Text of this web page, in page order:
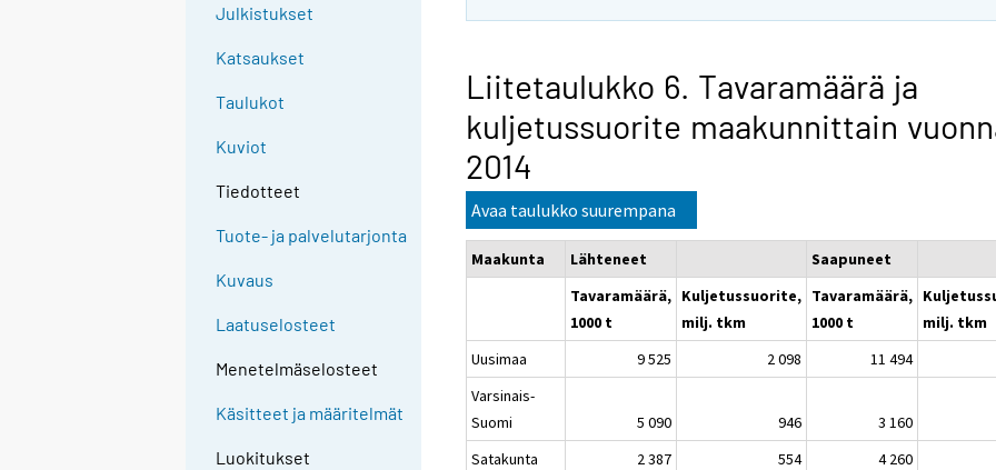
Julkistukset
Katsaukset
Taulukot
Kuviot
Tiedotteet
Tuote- ja palvelutarjonta
Kuvaus
Laatuselosteet
Menetelmäselosteet
Käsitteet ja määritelmät
Luokitukset
Liitetaulukko 6. Tavaramäärä ja
kuljetussuorite maakunnittain
2014
Avaa taulukko suurempana
Maakunta Lähteneet
Saapuneet
Tavaramäärä,
1000 t
Kuljetussuorite,
milj. tkm
Tavaramäärä,
1000 t
milj. tkm
Uusimaa
9 525 2 098
11 494
Varsinais-
Suomi
5 090 946
3 160
Satakunta
2 387 554
4 260